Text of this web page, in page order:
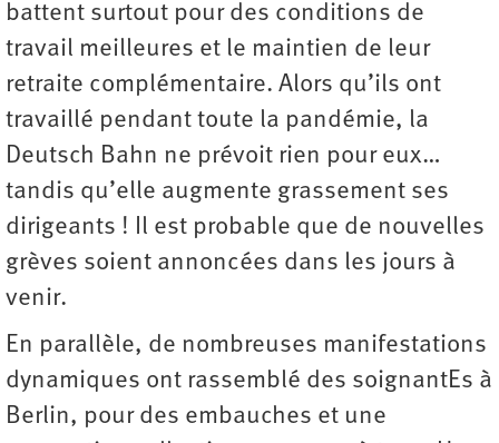
battent surtout pour des conditions de
travail meilleures et le maintien de leur
retraite complémentaire. Alors qu’ils ont
travaillé pendant toute la pandémie, la
Deutsch Bahn ne prévoit rien pour eux…
tandis qu’elle augmente grassement ses
dirigeants ! Il est probable que de nouvelles
grèves soient annoncées dans les jours à
venir.
En parallèle, de nombreuses manifestations
dynamiques ont rassemblé des soignantEs à
Berlin, pour des embauches et une